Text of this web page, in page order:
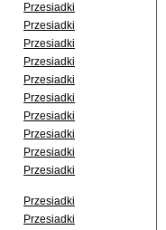
Przesiadki
Przesiadki
Przesiadki
Przesiadki
Przesiadki
Przesiadki
Przesiadki
Przesiadki
Przesiadki
Przesiadki
Przesiadki
Przesiadki